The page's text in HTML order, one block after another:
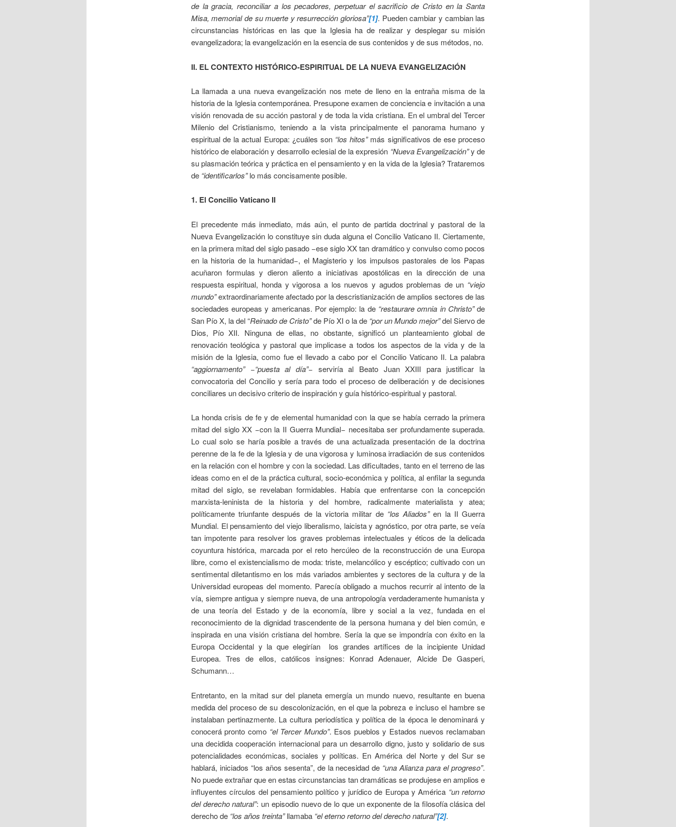
de la gracia, reconciliar a los pecadores, perpetuar el sacrificio de Cristo en la Santa
Misa, memorial de su muerte y resurrección gloriosa”[1]. Pueden cambiar y cambian las
circunstancias históricas en las que la Iglesia ha de realizar y desplegar su misión
evangelizadora; la evangelización en la esencia de sus contenidos y de sus métodos, no.
II. EL CONTEXTO HISTÓRICO-ESPIRITUAL DE LA NUEVA EVANGELIZACIÓN
La llamada a una nueva evangelización nos mete de lleno en la entraña misma de la
historia de la Iglesia contemporánea. Presupone examen de conciencia e invitación a una
visión renovada de su acción pastoral y de toda la vida cristiana. En el umbral del Tercer
Milenio del Cristianismo, teniendo a la vista principalmente el panorama humano y
espiritual de la actual Europa: ¿cuáles son “los hitos”más significativos de ese proceso
histórico de elaboración y desarrollo eclesial de la expresión “Nueva Evangelización”y de
su plasmación teórica y práctica en el pensamiento y en la vida de la Iglesia? Trataremos
de “identificarlos”lo más concisamente posible.
1. El Concilio Vaticano II
El precedente más inmediato, más aún, el punto de partida doctrinal y pastoral de la
Nueva Evangelización lo constituye sin duda alguna el Concilio Vaticano II. Ciertamente,
en la primera mitad del siglo pasado −ese siglo XX tan dramático y convulso como pocos
en la historia de la humanidad−, el Magisterio y los impulsos pastorales de los Papas
acuñaron formulas y dieron aliento a iniciativas apostólicas en la dirección de una
respuesta espiritual, honda y vigorosa a los nuevos y agudos problemas de un “viejo
mundo”extraordinariamente afectado por la descristianización de amplios sectores de las
sociedades europeas y americanas. Por ejemplo: la de “restaurare omnia in Christo”de
San Pío X, la del “Reinado de Cristo”de Pío XI o la de “por un Mundo mejor”del Siervo de
Dios, Pío XII. Ninguna de ellas, no obstante, significó un planteamiento global de
renovación teológica y pastoral que implicase a todos los aspectos de la vida y de la
misión de la Iglesia, como fue el llevado a cabo por el Concilio Vaticano II. La palabra
“aggiornamento” −“puesta al día”− serviría al Beato Juan XXIII para justificar la
convocatoria del Concilio y sería para todo el proceso de deliberación y de decisiones
conciliares un decisivo criterio de inspiración y guía histórico-espiritual y pastoral.
La honda crisis de fe y de elemental humanidad con la que se había cerrado la primera
mitad del siglo XX −con la II Guerra Mundial− necesitaba ser profundamente superada.
Lo cual solo se haría posible a través de una actualizada presentación de la doctrina
perenne de la fe de la Iglesia y de una vigorosa y luminosa irradiación de sus contenidos
en la relación con el hombre y con la sociedad. Las dificultades, tanto en el terreno de las
ideas como en el de la práctica cultural, socio-económica y política, al enfilar la segunda
mitad del siglo, se revelaban formidables. Había que enfrentarse con la concepción
marxista-leninista de la historia y del hombre, radicalmente materialista y atea;
políticamente triunfante después de la victoria militar de “los Aliados”en la II Guerra
Mundial. El pensamiento del viejo liberalismo, laicista y agnóstico, por otra parte, se veía
tan impotente para resolver los graves problemas intelectuales y éticos de la delicada
coyuntura histórica, marcada por el reto hercúleo de la reconstrucción de una Europa
libre, como el existencialismo de moda: triste, melancólico y escéptico; cultivado con un
sentimental diletantismo en los más variados ambientes y sectores de la cultura y de la
Universidad europeas del momento. Parecía obligado a muchos recurrir al intento de la
vía, siempre antigua y siempre nueva, de una antropología verdaderamente humanista y
de una teoría del Estado y de la economía, libre y social a la vez, fundada en el
reconocimiento de la dignidad trascendente de la persona humana y del bien común, e
inspirada en una visión cristiana del hombre. Sería la que se impondría con éxito en la
Europa Occidental y la que elegirían los grandes artífices de la incipiente Unidad
Europea. Tres de ellos, católicos insignes: Konrad Adenauer, Alcide De Gasperi,
Schumann…
Entretanto, en la mitad sur del planeta emergía un mundo nuevo, resultante en buena
medida del proceso de su descolonización, en el que la pobreza e incluso el hambre se
instalaban pertinazmente. La cultura periodística y política de la época le denominará y
conocerá pronto como “el Tercer Mundo”. Esos pueblos y Estados nuevos reclamaban
una decidida cooperación internacional para un desarrollo digno, justo y solidario de sus
potencialidades económicas, sociales y políticas. En América del Norte y del Sur se
hablará, iniciados “los años sesenta”, de la necesidad de “una Alianza para el progreso”.
No puede extrañar que en estas circunstancias tan dramáticas se produjese en amplios e
influyentes círculos del pensamiento político y jurídico de Europa y América “un retorno
del derecho natural”: un episodio nuevo de lo que un exponente de la filosofía clásica del
derecho de “los años treinta”llamaba “el eterno retorno del derecho natural”[2].